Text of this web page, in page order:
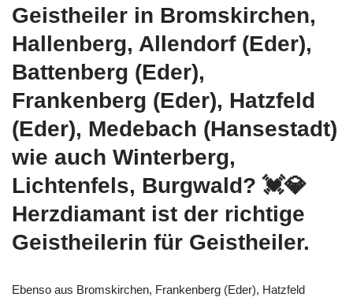
Geistheiler in Bromskirchen,
Hallenberg, Allendorf (Eder),
Battenberg (Eder),
Frankenberg (Eder), Hatzfeld
(Eder), Medebach (Hansestadt)
wie auch Winterberg,
Lichtenfels, Burgwald? 💓️💎
Herzdiamant ist der richtige
Geistheilerin für Geistheiler.
Ebenso aus Bromskirchen, Frankenberg (Eder), Hatzfeld